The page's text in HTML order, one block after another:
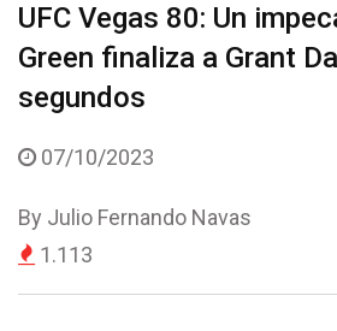
UFC Vegas 80: Un
Green finaliza a Grant
segundos
07/10/2023
By Julio Fernando Navas
1.113